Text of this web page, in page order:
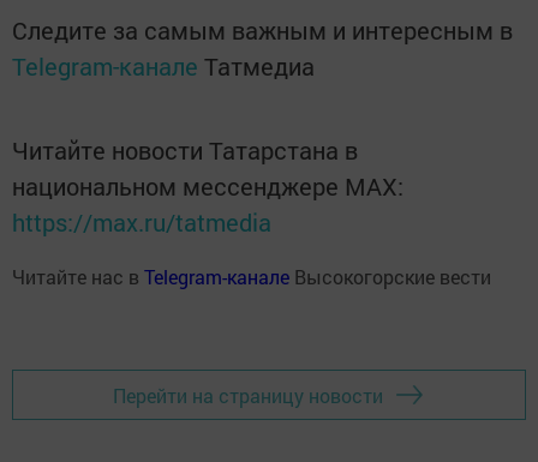
Следите за самым важным и интересным в
Telegram-канале Татмедиа
Читайте новости Татарстана в
национальном мессенджере MАХ:
https://max.ru/tatmedia
Читайте нас в Telegram-канале Высокогорские вести
Перейти на страницу новости